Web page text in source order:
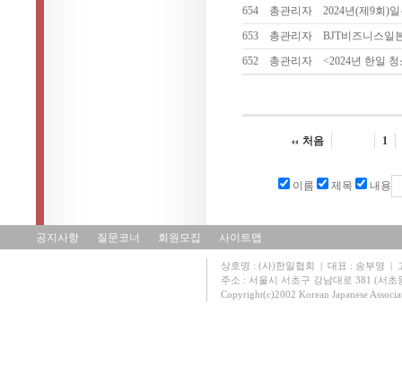
654
총관리자
2024년(제9회)
653
총관리자
BJT비즈니스일
652
총관리자 <2024년 한일
처음 1
이름 제목 내용
공지사항 질문코너 회원모집 사이트맵
상호명 : (사)한일협회 | 대표 : 송부영 |
주소 : 서울시 서초구 강남대로 381 (서
Copyright(c)2002 Korean Japanese